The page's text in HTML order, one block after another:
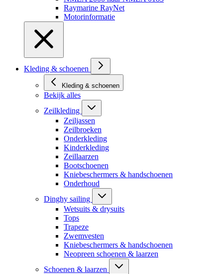
Raymarine RayNet
Motorinformatie
Kleding & schoenen
Kleding & schoenen
Bekijk alles
Zeilkleding
Zeiljassen
Zeilbroeken
Onderkleding
Kinderkleding
Zeillaarzen
Bootschoenen
Kniebeschermers & handschoenen
Onderhoud
Dinghy sailing
Wetsuits & drysuits
Tops
Trapeze
Zwemvesten
Kniebeschermers & handschoenen
Neopreen schoenen & laarzen
Schoenen & laarzen